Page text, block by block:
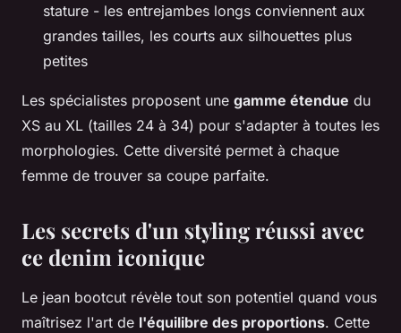
stature - les entrejambes longs conviennent aux
grandes tailles, les courts aux silhouettes plus
petites
Les spécialistes proposent une gamme étendue du
XS au XL (tailles 24 à 34) pour s'adapter à toutes les
morphologies. Cette diversité permet à chaque
femme de trouver sa coupe parfaite.
Les secrets d'un styling réussi avec
ce denim iconique
Le jean bootcut révèle tout son potentiel quand vous
maîtrisez l'art de l'équilibre des proportions. Cette